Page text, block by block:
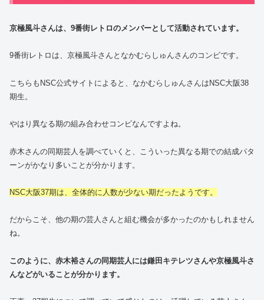
京極風斗さんは、9番街レトロのメンバーとして活動されています。
9番街レトロは、京極風斗さんとなかむらしゅんさんのコンビです。
こちらもNSC公式サイトによると、なかむらしゅんさんはNSC大阪38
期生。
やはり異なる期の組み合わせコンビなんですよね。
赤木さんの同期芸人を調べていくと、こういった異なる期での結成パタ
ーンがかなり多いことが分かります。
NSC大阪37期は、全体的に人数が少ない期だったようです。
だからこそ、他の期の芸人さんと組む機会が多かったのかもしれません
ね。
このように、赤木裕さんの同期芸人には鎌田キテレツさんや京極風斗さ
んなどがいることが分かります。